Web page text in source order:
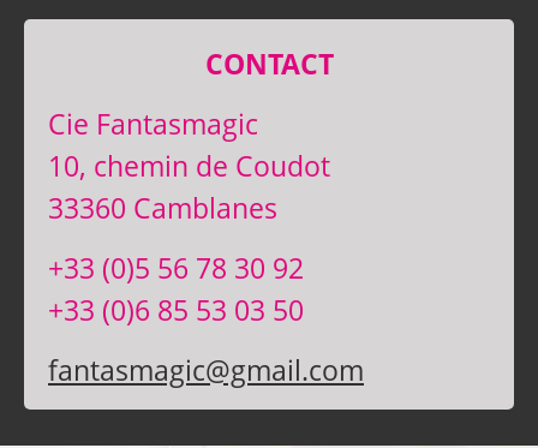
CONTACT
Cie Fantasmagic
10, chemin de Coudot
33360 Camblanes
+33 (0)5 56 78 30 92
+33 (0)6 85 53 03 50
fantasmagic@gmail.com